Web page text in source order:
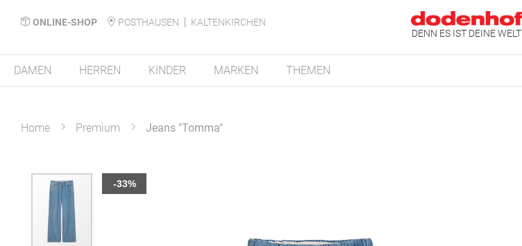
ONLINE-SHOP POSTHAUSEN
KALTENKIRCHEN
DENN ES IST DEINE WELT
DAMEN HERREN KINDER MARKEN THEMEN
Home Premium Jeans "Tomma"
Zum
Ende
Bildergalerie
springen
-33%